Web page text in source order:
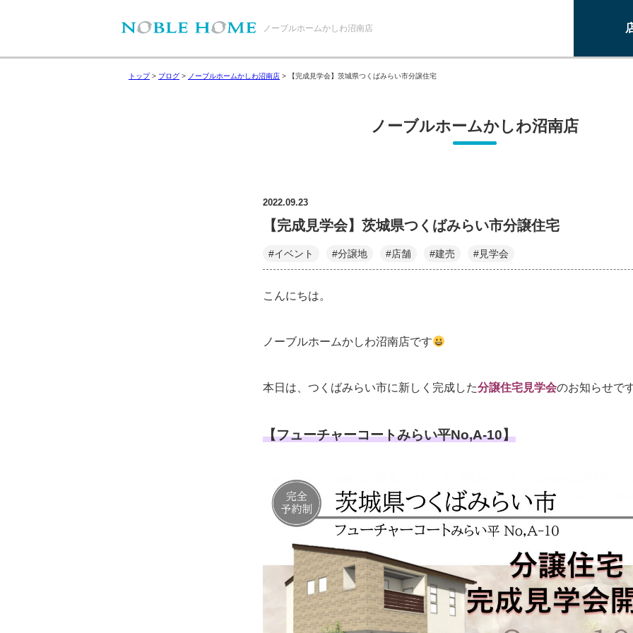
ノーブルホームかしわ沼南店
トップ> ブログ > ノーブルホームかしわ沼南店 > 【完成見学会】茨城県つくばみらい市分譲住宅
ノーブルホームかしわ沼南店
2022.09.23
【完成見学会】茨城県つくばみらい市分譲住宅
#イベント #分譲地 #店舗 #建売 #見学会
こんにちは。
ノーブルホームかしわ沼南店です
本日は、つくばみらい市に新しく完成した分譲住宅見学会のお知らせで
【フューチャーコートみらい平No,A-10】